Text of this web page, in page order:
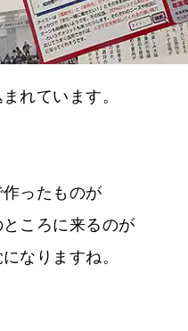
れています。
ったものが
ころに来るのが
なりますね。